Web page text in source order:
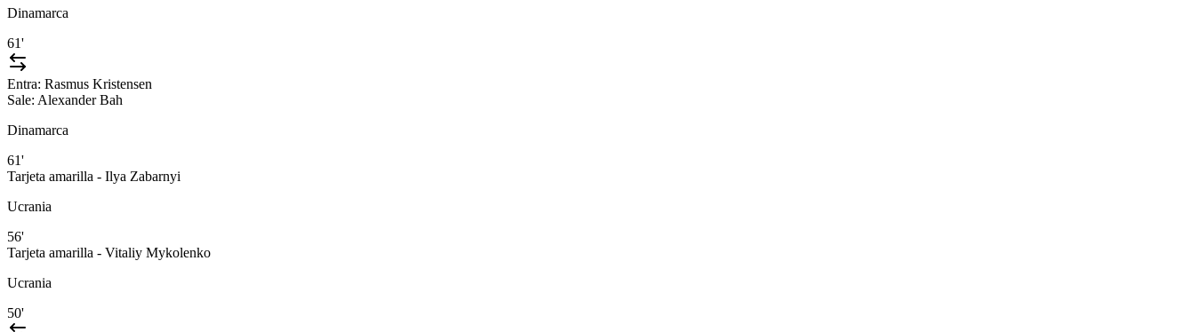
Dinamarca
61'
Entra: Rasmus Kristensen
Sale: Alexander Bah
Dinamarca
61'
Tarjeta amarilla - Ilya Zabarnyi
Ucrania
56'
Tarjeta amarilla - Vitaliy Mykolenko
Ucrania
50'